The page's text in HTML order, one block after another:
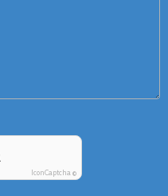
IconCaptcha ©